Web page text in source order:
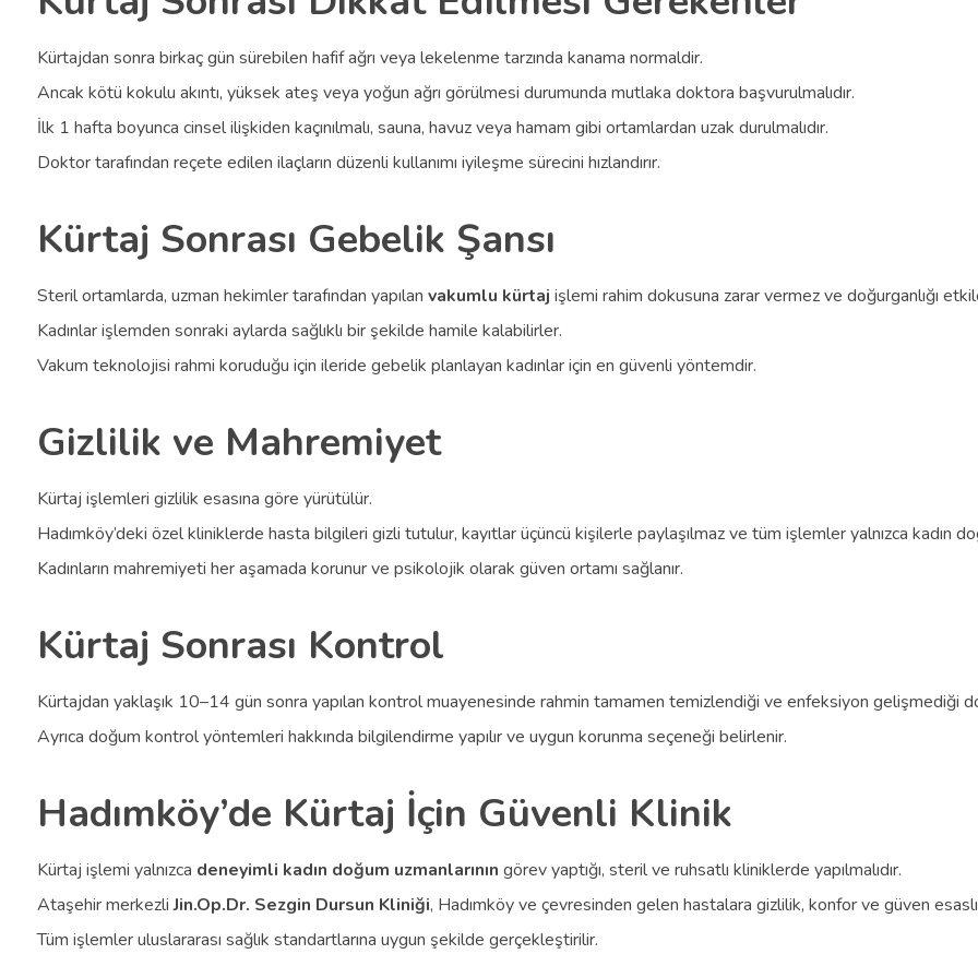
Kürtajdan sonra birkaç gün sürebilen hafif ağrı veya lekelenme tarzında kanama normaldir.
Ancak kötü kokulu akıntı, yüksek ateş veya yoğun ağrı görülmesi durumunda mutlaka doktora başvurulmalıdır.
İlk 1 hafta boyunca cinsel ilişkiden kaçınılmalı, sauna, havuz veya hamam gibi ortamlardan uzak durulmalıdır.
Doktor tarafından reçete edilen ilaçların düzenli kullanımı iyileşme sürecini hızlandırır.
Kürtaj Sonrası Gebelik Şansı
Steril ortamlarda, uzman hekimler tarafından yapılan vakumlu kürtaj işlemi rahim dokusuna zarar vermez ve doğurganlığı
Kadınlar işlemden sonraki aylarda sağlıklı bir şekilde hamile kalabilirler.
Vakum teknolojisi rahmi koruduğu için ileride gebelik planlayan kadınlar için en güvenli yöntemdir.
Gizlilik ve Mahremiyet
Kürtaj işlemleri gizlilik esasına göre yürütülür.
Hadımköy’deki özel kliniklerde hasta bilgileri gizli tutulur, kayıtlar üçüncü kişilerle paylaşılmaz ve tüm işlemler yalnızca kadın
Kadınların mahremiyeti her aşamada korunur ve psikolojik olarak güven ortamı sağlanır.
Kürtaj Sonrası Kontrol
Kürtajdan yaklaşık 10–14 gün sonra yapılan kontrol muayenesinde rahmin tamamen temizlendiği ve enfeksiyon gelişmediği
Ayrıca doğum kontrol yöntemleri hakkında bilgilendirme yapılır ve uygun korunma seçeneği belirlenir.
Hadımköy’de Kürtaj İçin Güvenli Klinik
Kürtaj işlemi yalnızca deneyimli kadın doğum uzmanlarının görev yaptığı, steril ve ruhsatlı kliniklerde yapılmalıdır.
Ataşehir merkezliJin.Op.Dr. Sezgin Dursun Kliniği, Hadımköy ve çevresinden gelen hastalara gizlilik, konfor ve güven
Tüm işlemler uluslararası sağlık standartlarına uygun şekilde gerçekleştirilir.